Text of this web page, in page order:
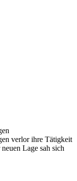
verlor ihre Tätigkeit
Lage sah sich